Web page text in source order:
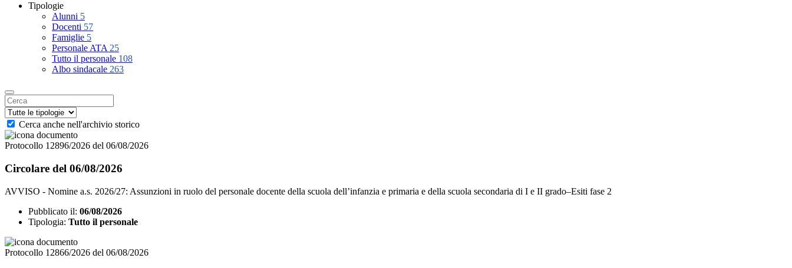
Tipologie
Alunni 5
Docenti 57
Famiglie 5
Personale ATA 25
Tutto il personale 108
Albo sindacale 263
Cerca anche nell'archivio storico
Protocollo 12896/2026 del 06/08/2026
Circolare del 06/08/2026
AVVISO - Nomine a.s. 2026/27: Assunzioni in ruolo del personale docente della scuola dell’infanzia e primaria e della scuola secondaria di I e II grado–Esiti fase 2
Pubblicato il: 06/08/2026
Tipologia: Tutto il personale
Protocollo 12866/2026 del 06/08/2026